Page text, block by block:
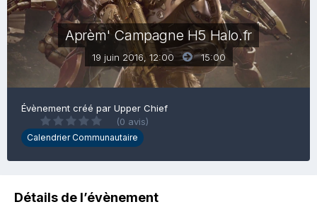
Aprèm' Campagne H5 Halo.fr
19 juin 2016, 12:00 15:00
Évènement créé par Upper Chief
(0 avis)
Calendrier Communautaire
Détails de l’évènement